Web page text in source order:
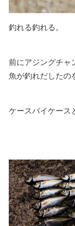
釣れる釣れる。
前にアジングチャ
魚が釣れだしたの
ケースバイケース